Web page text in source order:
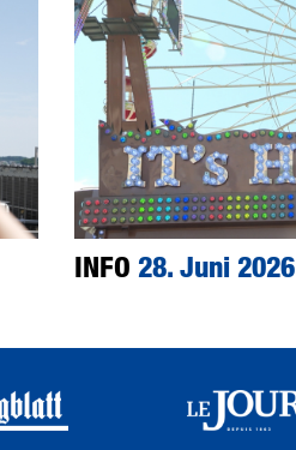
INFO 28. Juni 2026